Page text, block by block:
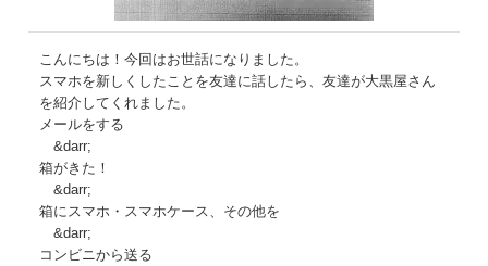
こんにちは！今回はお世話になりました。
スマホを新しくしたことを友達に話したら、友達が大黒屋さん
を紹介してくれました。
メールをする
&darr;
箱がきた！
&darr;
箱にスマホ・スマホケース、その他を
&darr;
コンビニから送る